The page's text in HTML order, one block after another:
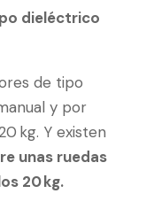
dieléctrico
de tipo
y por
kg. Y existen
unas ruedas
20 kg.